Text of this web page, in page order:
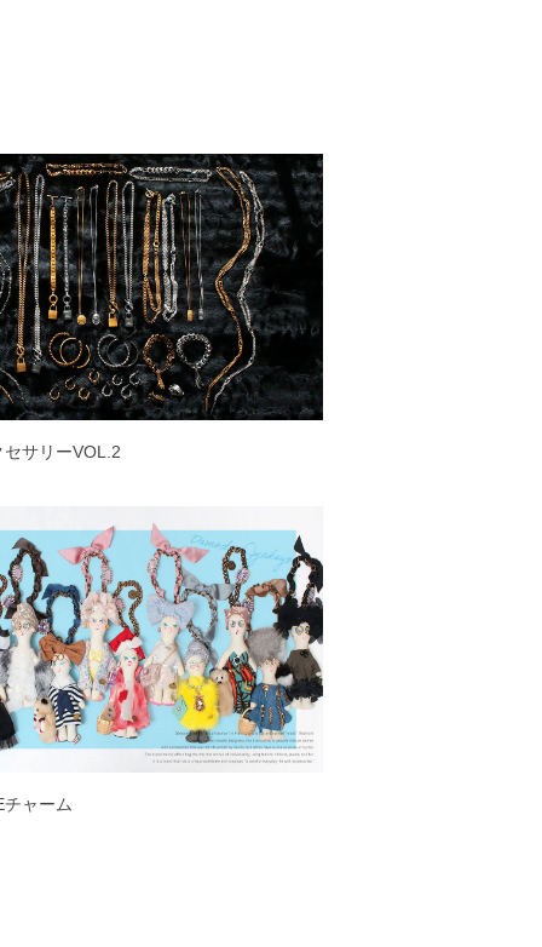
サリーVOL.2
ャーム